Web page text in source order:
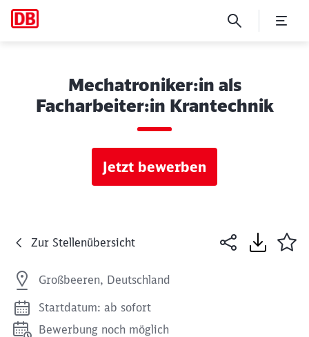
Mechatroniker:in als
Facharbeiter:in Krantechnik
Jetzt bewerben
Zur Stellenübersicht
Großbeeren, Deutschland
Startdatum: ab sofort
Bewerbung noch möglich